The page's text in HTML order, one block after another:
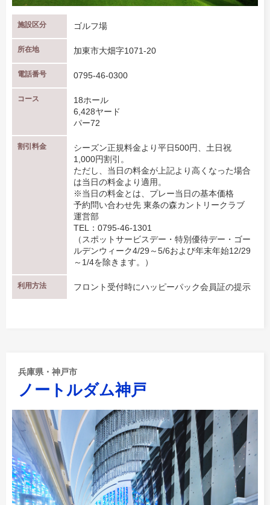
施設区分 ゴルフ場
所在地 加東市大畑字1071-20
電話番号 0795-46-0300
コース
18ホール
6,428ヤード
パー72
割引料金
シーズン正規料金より平日500円、土日祝
1,000円割引。
ただし、当日の料金が上記より高くなった場合
は当日の料金より適用。
※当日の料金とは、プレー当日の基本価格
予約問い合わせ先 東条の森カントリークラブ
運営部
TEL：0795-46-1301
（スポットサービスデー・特別優待デー・ゴー
ルデンウィーク4/29～5/6および年末年始12/29
～1/4を除きます。）
利用方法 フロント受付時にハッピーパック会員証の提示
兵庫県・神戸市
ノートルダム神戸